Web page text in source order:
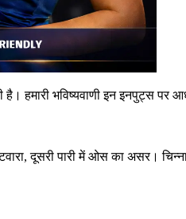
भविष्यवाणी इन इनपुट्स पर
दूसरी पारी में ओस का असर।